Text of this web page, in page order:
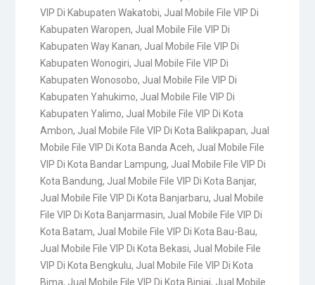
VIP Di Kabupaten Wakatobi, Jual Mobile File VIP Di
Kabupaten Waropen, Jual Mobile File VIP Di
Kabupaten Way Kanan, Jual Mobile File VIP Di
Kabupaten Wonogiri, Jual Mobile File VIP Di
Kabupaten Wonosobo, Jual Mobile File VIP Di
Kabupaten Yahukimo, Jual Mobile File VIP Di
Kabupaten Yalimo, Jual Mobile File VIP Di Kota
Ambon, Jual Mobile File VIP Di Kota Balikpapan, Jual
Mobile File VIP Di Kota Banda Aceh, Jual Mobile File
VIP Di Kota Bandar Lampung, Jual Mobile File VIP Di
Kota Bandung, Jual Mobile File VIP Di Kota Banjar,
Jual Mobile File VIP Di Kota Banjarbaru, Jual Mobile
File VIP Di Kota Banjarmasin, Jual Mobile File VIP Di
Kota Batam, Jual Mobile File VIP Di Kota Bau-Bau,
Jual Mobile File VIP Di Kota Bekasi, Jual Mobile File
VIP Di Kota Bengkulu, Jual Mobile File VIP Di Kota
Bima, Jual Mobile File VIP Di Kota Binjai, Jual Mobile